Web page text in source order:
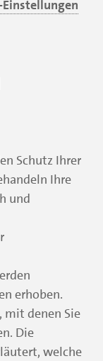
Schutz Ihrer
Ihre
und
erhoben.
mit denen Sie
Die
welche